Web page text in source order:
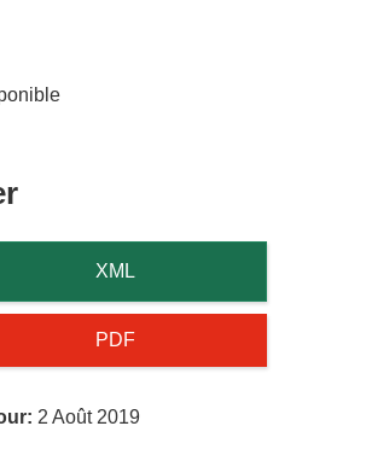
Télécharger
contenu
de
page
XML
PDF
2 Août 2019